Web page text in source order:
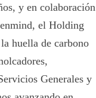
y en colaboración
el Holding
huella de carbono
Generales y